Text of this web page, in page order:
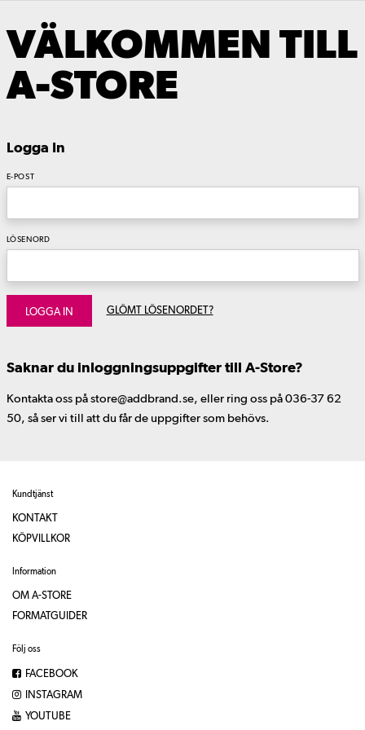
VÄLKOMMEN TILL
A-STORE
Logga In
E-POST
LÖSENORD
LOGGA IN GLÖMT LÖSENORDET?
Saknar du inloggningsuppgifter till A-Store?
Kontakta oss på store@addbrand.se, eller ring oss på 036-37 62
50, så ser vi till att du får de uppgifter som behövs.
Kundtjänst
KONTAKT
KÖPVILLKOR
Information
OM A-STORE
FORMATGUIDER
Följ oss
FACEBOOK
INSTAGRAM
YOUTUBE